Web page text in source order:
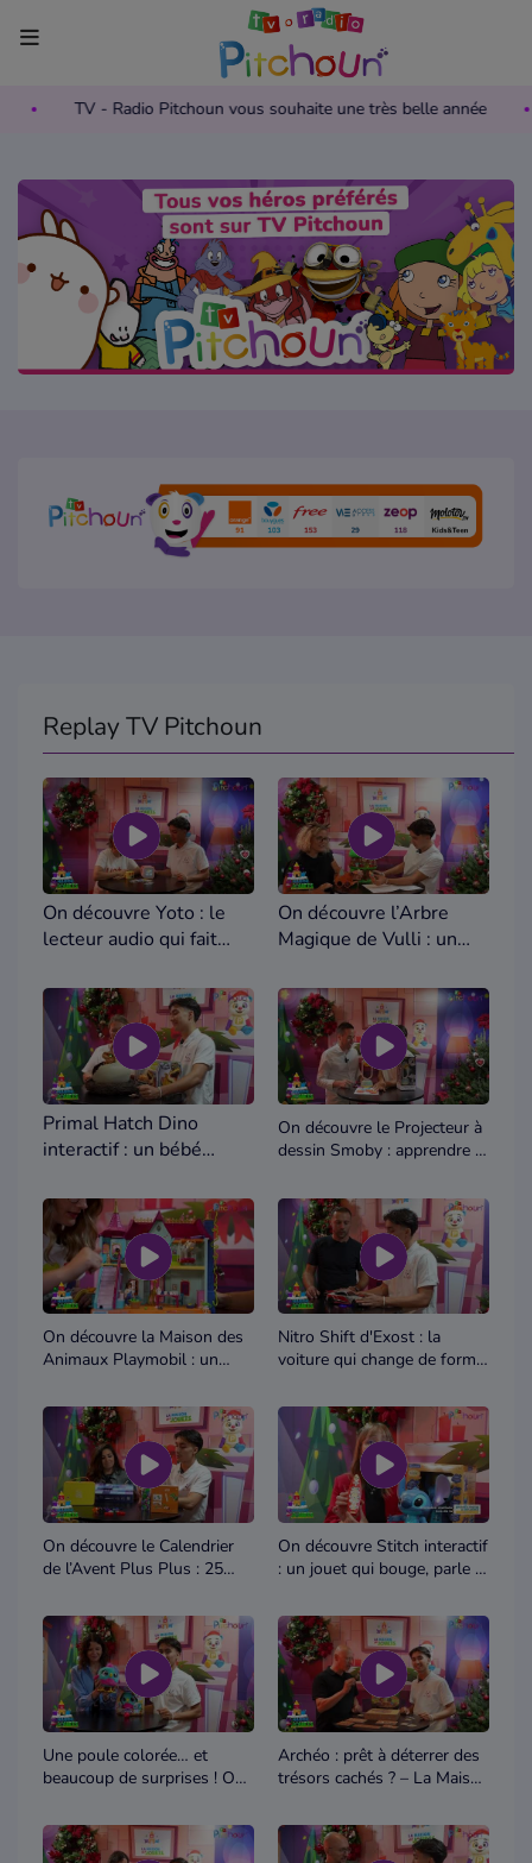
Pièces Jaunes TV - Radio Pitchoun vous souhaite une très
Accueil
Grille des programmes TV
Replay TV Pitchoun
Où regarder TV Pitchoun ?
Podcasts
Où écouter Radio Pitchoun ?
Qui sommes-nous ?
Contact
Replay TV Pitchoun
On découvre Yoto : le
lecteur audio qui fait
La Maison des Jouets
On découvre l’Arbre
Magique de Vulli : un
d’aventures – La Maison
des Jouets
Primal Hatch Dino
interactif : un bébé
prend vie – La Maison
des Jouets
On découvre le Projecteur à
dessin Smoby : apprendre à
Maison des Jouets
On découvre la Maison des
Animaux Playmobil : un
La Maison des Jouets
Nitro Shift d'Exost : la
voiture qui change de forme
des Jouets
On découvre le Calendrier
de l’Avent Plus Plus : 25
Maison des Jouets
On découvre Stitch interactif
: un jouet qui bouge, parle et
Jouets
Une poule colorée… et
beaucoup de surprises ! On
Maison des Jouets
Archéo : prêt à déterrer des
trésors cachés ? – La Maison